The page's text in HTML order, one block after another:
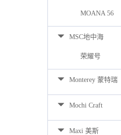
MOANA 56
MSC地中海
荣耀号
Monterey 蒙特瑞
Mochi Craft
Maxi 美斯